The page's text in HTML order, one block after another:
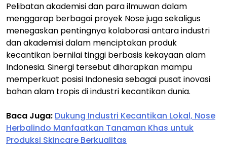
Pelibatan akademisi dan para ilmuwan dalam
menggarap berbagai proyek Nose juga sekaligus
menegaskan pentingnya kolaborasi antara industri
dan akademisi dalam menciptakan produk
kecantikan bernilai tinggi berbasis kekayaan alam
Indonesia. Sinergi tersebut diharapkan mampu
memperkuat posisi Indonesia sebagai pusat inovasi
bahan alam tropis di industri kecantikan dunia.
Baca Juga: Dukung Industri Kecantikan Lokal, Nose
Herbalindo Manfaatkan Tanaman Khas untuk
Produksi Skincare Berkualitas